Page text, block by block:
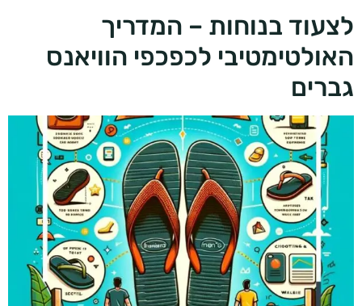
בנוחות – המדריך
לכפכפי הוויאנס